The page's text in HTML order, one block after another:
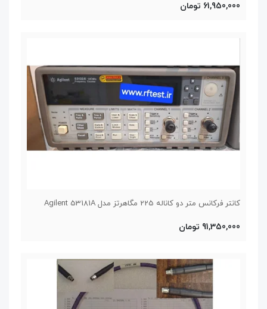
61,950,000 تومان
کانتر فرکانس متر دو کاناله 225 مگاهرتز مدل Agilent 53181A
91,350,000 تومان